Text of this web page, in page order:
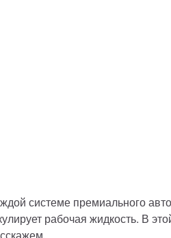
системе премиального
рабочая жидкость. В